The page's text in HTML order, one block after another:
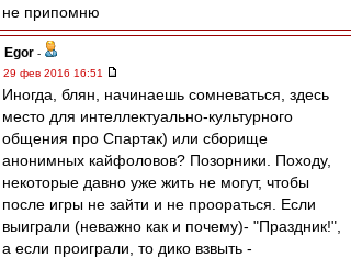
не припомню
Egor -
29 фев 2016 16:51
Иногда, блян, начинаешь сомневаться, здесь
место для интеллектуально-культурного
общения про Спартак) или сборище
анонимных кайфоловов? Позорники. Походу,
некоторые давно уже жить не могут, чтобы
после игры не зайти и не проораться. Если
выиграли (неважно как и почему)- "Праздник!",
а если проиграли, то дико взвыть -